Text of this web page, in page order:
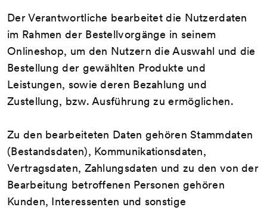
Der Verantwortliche bearbeitet die Nutzerdaten
im Rahmen der Bestellvorgänge in seinem
Onlineshop, um den Nutzern die Auswahl und die
Bestellung der gewählten Produkte und
Leistungen, sowie deren Bezahlung und
Zustellung, bzw. Ausführung zu ermöglichen.
Zu den bearbeiteten Daten gehören Stammdaten
(Bestandsdaten), Kommunikationsdaten,
Vertragsdaten, Zahlungsdaten und zu den von der
Bearbeitung betroffenen Personen gehören
Kunden, Interessenten und sonstige